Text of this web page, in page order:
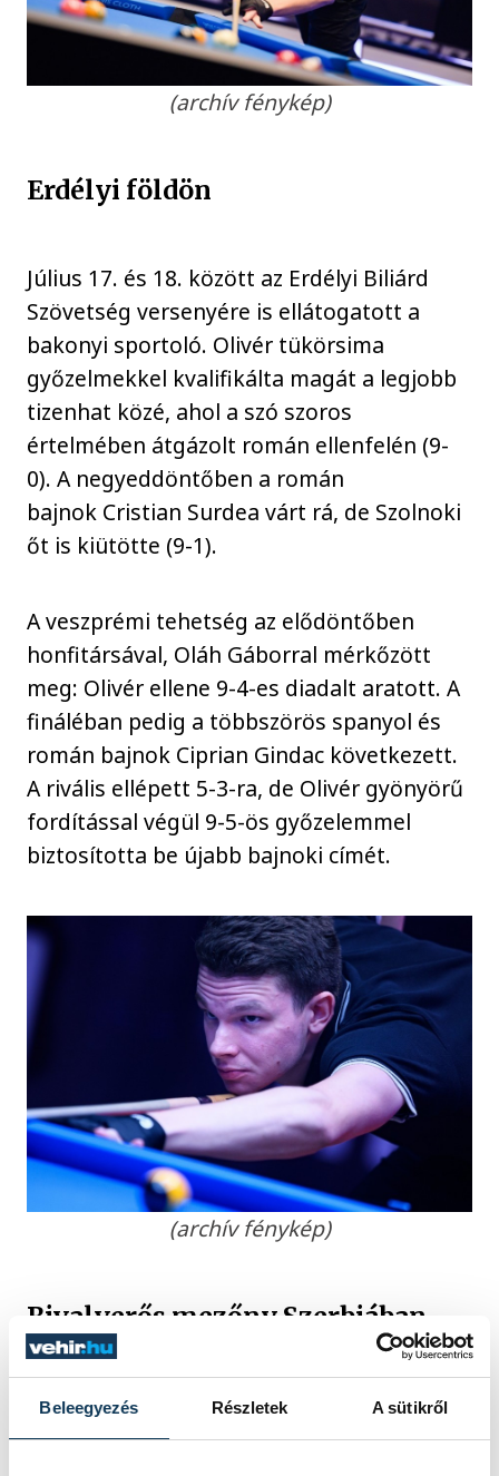
Beleegyezés Részletek A sütikről
(archív fénykép)
Erdélyi földön
Július 17. és 18. között az Erdélyi Biliárd
Szövetség versenyére is ellátogatott a
bakonyi sportoló. Olivér tükörsima
győzelmekkel kvalifikálta magát a legjobb
tizenhat közé, ahol a szó szoros
értelmében átgázolt román ellenfelén (9-
0). A negyeddöntőben a román
bajnok Cristian Surdea várt rá, de Szolnoki
őt is kiütötte (9-1).
A veszprémi tehetség az elődöntőben
honfitársával, Oláh Gáborral mérkőzött
meg: Olivér ellene 9-4-es diadalt aratott. A
fináléban pedig a többszörös spanyol és
román bajnok Ciprian Gindac következett.
A rivális ellépett 5-3-ra, de Olivér gyönyörű
fordítással végül 9-5-ös győzelemmel
biztosította be újabb bajnoki címét.
(archív fénykép)
Bivalyerős mezőny Szerbiában
A hónapot Belgrádban zárta Szolnoki
Olivér, ahol a szakmabeliek szerint az